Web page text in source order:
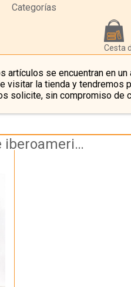
Categorías
Cesta
artículos se encuentran en un
visitar la tienda y tendremos
solicite, sin compromiso de
Autores españoles e iberoamericanos